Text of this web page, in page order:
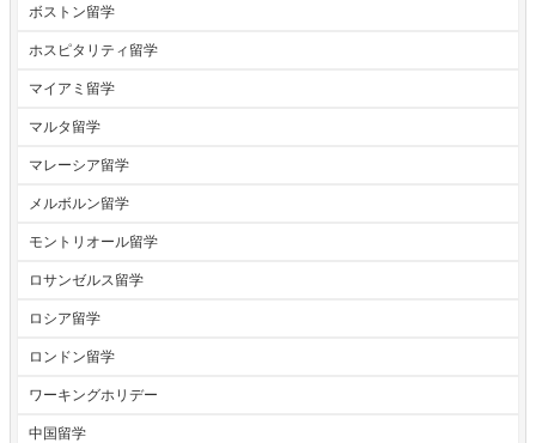
ボストン留学
ホスピタリティ留学
マイアミ留学
マルタ留学
マレーシア留学
メルボルン留学
モントリオール留学
ロサンゼルス留学
ロシア留学
ロンドン留学
ワーキングホリデー
中国留学